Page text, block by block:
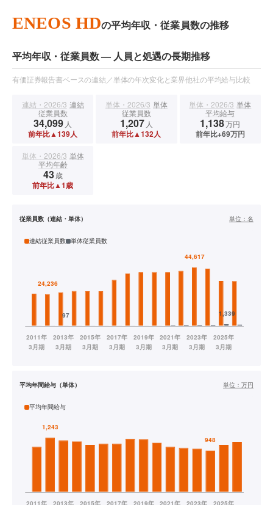
ENEOS HDの平均年収・従業員数の推移
平均年収・従業員数 — 人員と処遇の長期推移
有価証券報告書ベースの連結／単体の年次変化と業界他社の平均給与比較
連結・2026/3 連結
従業員数
34,099 人
前年比▲139人
単体・2026/3 単体
従業員数
1,207 人
前年比▲132人
単体・2026/3 単体
平均給与
1,138万円
前年比+69万円
単体・2026/3 単体
平均年齢
43歳
前年比▲1歳
従業員数（連結・単体） 単位： 名
連結従業員数 単体従業員数
平均年間給与（単体） 単位： 万円
平均年間給与